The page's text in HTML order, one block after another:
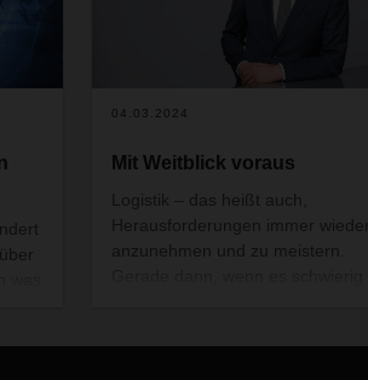
04.03.2024
Mit Weitblick voraus
Logistik – das heißt auch,
Herausforderungen immer wieder
anzunehmen und zu meistern.
Zuversicht und Tatkraft an, auch